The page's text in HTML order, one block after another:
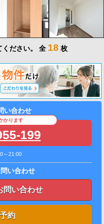
ださい。 全 18 枚
い合わせ
かります
199
～21:00
い合わせ
問い合わせ
約